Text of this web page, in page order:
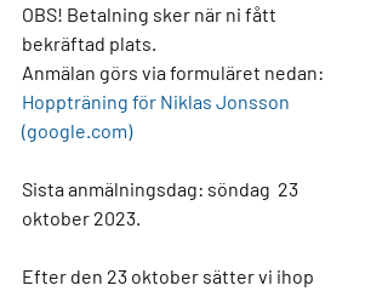
OBS! Betalning sker när ni fått
bekräftad plats.
Anmälan görs via formuläret nedan:
Hoppträning för Niklas Jonsson
(google.com)
Sista anmälningsdag: söndag  23
oktober 2023.
Efter den 23 oktober sätter vi ihop